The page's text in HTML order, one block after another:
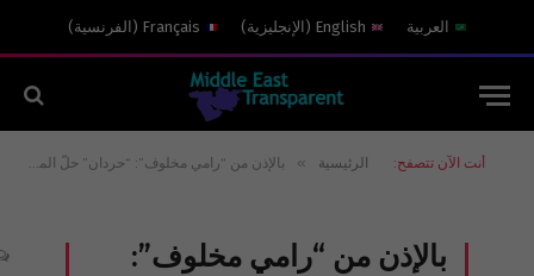
العربية English
( الإنجليزية)
Français
( الفرنسية)
أنت الآن تتصفح: الرئيسية » بالإذن من “رامي مخلوف”: “حردان” حلّ المكتب السياسي لحزب “الزوبعة” الشامي
بالإذن من “رامي مخلوف”: